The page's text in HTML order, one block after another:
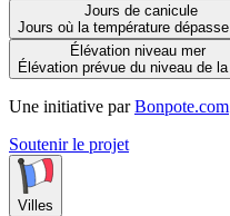
Jours de canicule
Jours où la température dépasse
Élévation niveau mer
Élévation prévue du niveau de
Une initiative par Bonpote.com
Soutenir le projet
Villes